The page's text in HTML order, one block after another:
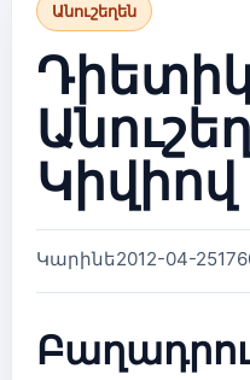
Անուշեղեն
Կիվիով
Կարինե2012-04-25